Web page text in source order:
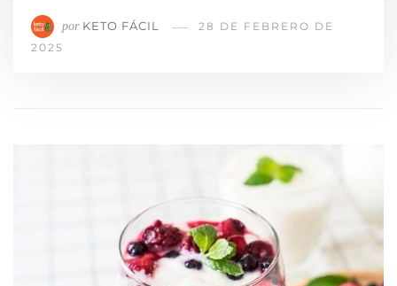
por KETO FÁCIL
28 DE FEBRERO DE
2025